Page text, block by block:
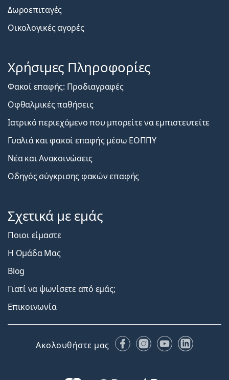
Δωροεπιταγές
Οικολογικές αγορές
Χρήσιμες Πληροφορίες
Φακοί επαφής: Προδιαγραφές
Οφθαλμικές παθήσεις
Ιατρικό περιεχόμενο που μπορείτε να εμπιστευτείτε
Γυαλιά και φακοί επαφής μέσω ΕΟΠΠΥ
Νέα και Ανακοινώσεις
Οδηγός σύγκρισης φακών επαφής
Σχετικά με εμάς
Ποιοι είμαστε
Η Ομάδα Μας
Blog
Γιατί να ψωνίσετε από εμάς;
Επικοινωνία
Ακολουθήστε μας FacebookInstagram
YouTubeLinkedIn